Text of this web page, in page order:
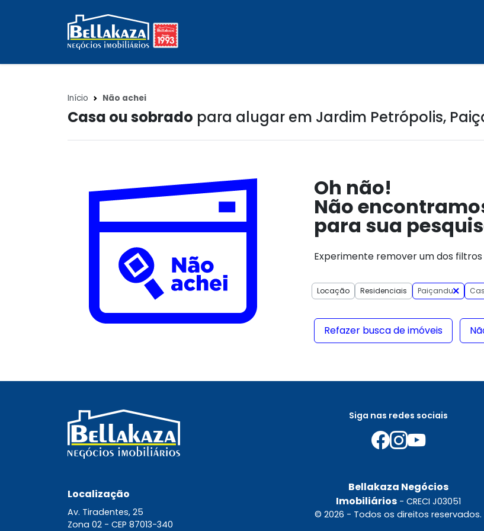
Início Não achei
Casa ou sobrado para alugar em Jardim Petrópolis,
Locação Residenciais Paiçandu
Oh não!
Não
para sua
Experimente remover um dos
Refazer busca de imóveis
Localização
Av. Tiradentes, 25
Zona 02 - CEP 87013-340
Siga nas redes sociais
Bellakaza Negócios
Imobiliários- CRECI J03051
© 2026 - Todos os direitos reservados.